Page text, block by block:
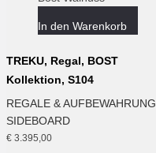
In den Warenkorb
TREKU, Regal, BOST
Kollektion, S104
REGALE & AUFBEWAHRUNG
SIDEBOARD
€ 3.395,00